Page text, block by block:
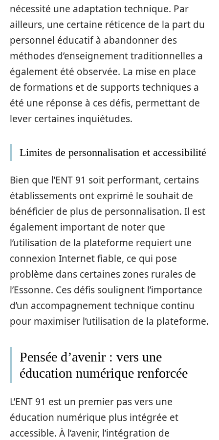
nécessité une adaptation technique. Par
ailleurs, une certaine réticence de la part du
personnel éducatif à abandonner des
méthodes d’enseignement traditionnelles a
également été observée. La mise en place
de formations et de supports techniques a
été une réponse à ces défis, permettant de
lever certaines inquiétudes.
Limites de personnalisation et accessibilité
Bien que l’ENT 91 soit performant, certains
établissements ont exprimé le souhait de
bénéficier de plus de personnalisation. Il est
également important de noter que
l’utilisation de la plateforme requiert une
connexion Internet fiable, ce qui pose
problème dans certaines zones rurales de
l’Essonne. Ces défis soulignent l’importance
d’un accompagnement technique continu
pour maximiser l’utilisation de la plateforme.
Pensée d’avenir : vers une
éducation numérique renforcée
L’ENT 91 est un premier pas vers une
éducation numérique plus intégrée et
accessible. À l’avenir, l’intégration de